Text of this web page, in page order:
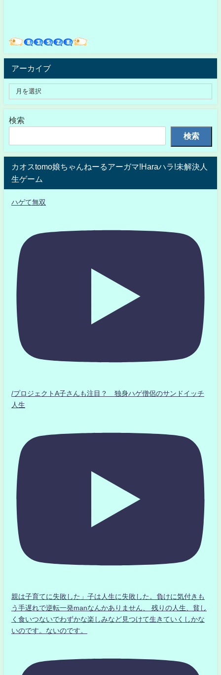
アーカイブ
検索
検索
カオスtomo娘ちゃんねーるアーガマ!Haraハラ!未解決人
生ゲーム
ハゲて無双
/プロジェクトA子さんも注目？ 独身ハゲ僧侶のサンドイッチ
人生
親は子育てに失敗した」子は人生に失敗した。負けに気付きも
う手遅れで逆転一発manなんかありません、 残りの人生、貧し
く食いつないでわずかな楽しみなど見つけて生きていくしかな
いのです。ないのです。